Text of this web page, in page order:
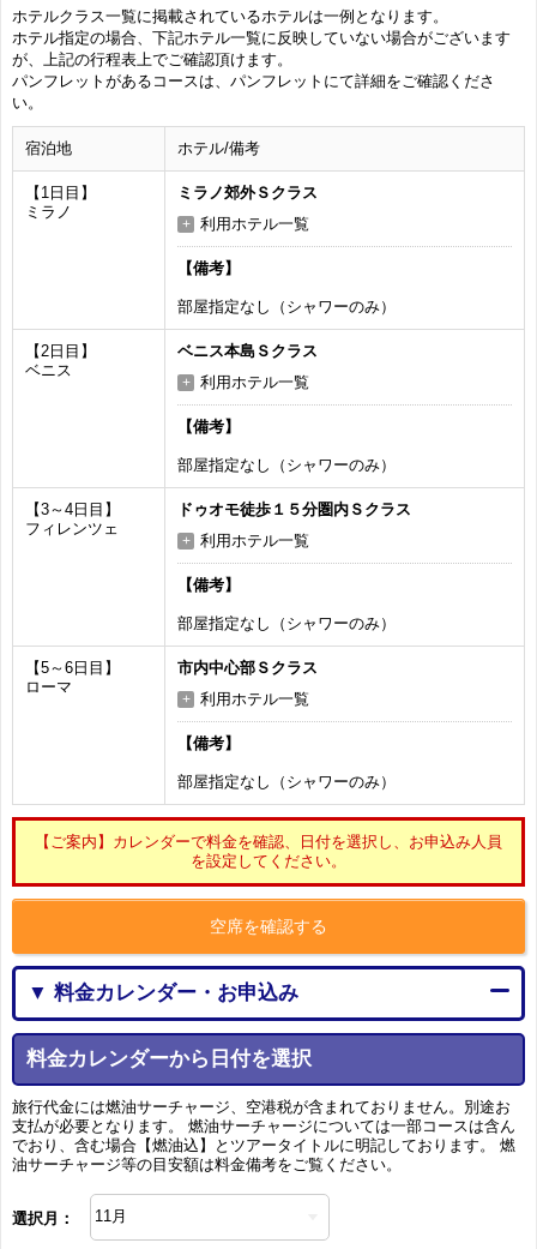
ホテルクラス一覧に掲載されているホテルは一例となります。
ホテル指定の場合、下記ホテル一覧に反映していない場合がございます
が、上記の行程表上でご確認頂けます。
パンフレットがあるコースは、パンフレットにて詳細をご確認くださ
い。
宿泊地 ホテル/備考
【1日目】
ミラノ
ミラノ郊外Ｓクラス
利用ホテル一覧
【備考】
部屋指定なし（シャワーのみ）
【2日目】
ベニス
ベニス本島Ｓクラス
利用ホテル一覧
【備考】
部屋指定なし（シャワーのみ）
【3～4日目】
フィレンツェ
ドゥオモ徒歩１５分圏内Ｓクラス
利用ホテル一覧
【備考】
部屋指定なし（シャワーのみ）
【5～6日目】
ローマ
市内中心部Ｓクラス
利用ホテル一覧
【備考】
部屋指定なし（シャワーのみ）
【ご案内】カレンダーで料金を確認、日付を選択し、お申込み人員
を設定してください。
空席を確認する
▼ 料金カレンダー・お申込み
料金カレンダーから日付を選択
旅行代金には燃油サーチャージ、空港税が含まれておりません。別途お
支払が必要となります。 燃油サーチャージについては一部コースは含ん
でおり、含む場合【燃油込】とツアータイトルに明記しております。 燃
油サーチャージ等の目安額は料金備考をご覧ください。
選択月：